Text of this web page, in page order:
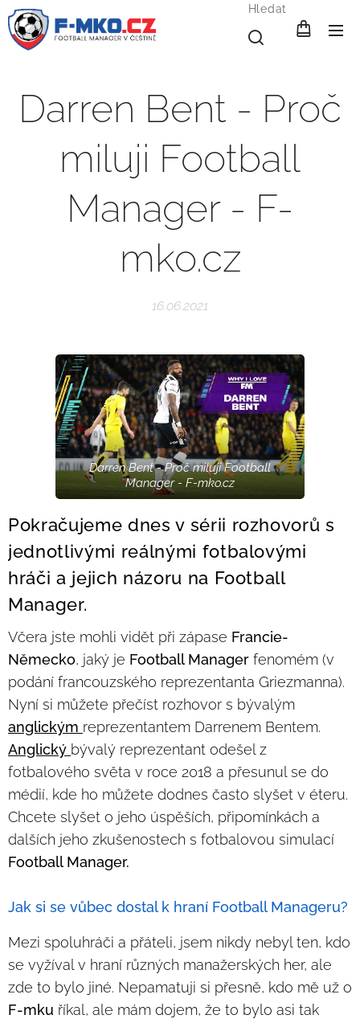
Hledat
Darren Bent - Proč
miluji Football
Manager - F-
mko.cz
16.06.2021
Darren Bent - Proč miluji Football
Manager - F-mko.cz
Pokračujeme dnes v sérii rozhovorů s
jednotlivými reálnými fotbalovými
hráči a jejich názoru na Football
Manager.
Včera jste mohli vidět při zápase Francie-
Německo, jaký je Football Manager fenomém (v
podání francouzského reprezentanta Griezmanna).
Nyní si můžete přečíst rozhovor s bývalým
anglickým reprezentantem Darrenem Bentem.
Anglický bývalý reprezentant odešel z
fotbalového světa v roce 2018 a přesunul se do
médií, kde ho můžete dodnes často slyšet v éteru.
Chcete slyšet o jeho úspěších, připomínkách a
dalších jeho zkušenostech s fotbalovou simulací
Football Manager.
Jak si se vůbec dostal k hraní Football Manageru?
Mezi spoluhráči a přáteli, jsem nikdy nebyl ten, kdo
se vyžíval v hraní různých manažerských her, ale
zde to bylo jiné. Nepamatuji si přesně, kdo mě už o
F-mku říkal, ale mám dojem, že to bylo asi tak